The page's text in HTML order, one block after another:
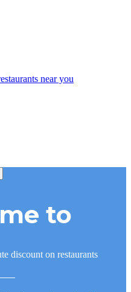
near you
to
discount on restaurants